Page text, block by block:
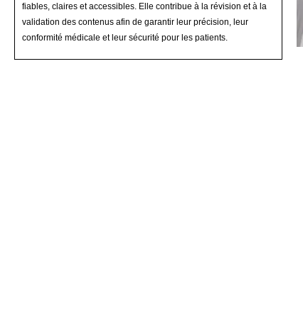
fiables, claires et accessibles. Elle contribue à la révision et à la
validation des contenus afin de garantir leur précision, leur
conformité médicale et leur sécurité pour les patients.